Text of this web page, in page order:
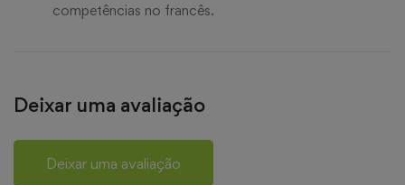
competências no francês.
Deixar uma avaliação
Deixar uma avaliação